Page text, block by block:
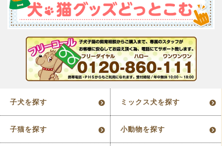
子犬を探す ミックス犬を探す
子猫を探す 小動物を探す